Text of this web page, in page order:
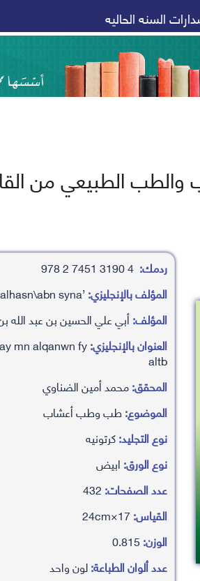
السنه الحاليه
والطب الطبيعي من
ردمك: 4 3190 7451 2 978
المؤلف بالإنجليزي:’aby ’aly alhasyn bn ’abd allh bn alhasn\abn syna
المؤلف:أبي علي الحسين بن عبد الله
العنوان بالإنجليزي:mn alqanwn fy
altb
المحقق:محمد أمين الضناوي
الموضوع:طب وطب أعشاب
نوع التجليد:كرتونيه
نوع الورق:ابيض
عدد الصفحات:
القياس:17×24cm
الوزن:
عدد ألوان الطباعة:لون واحد